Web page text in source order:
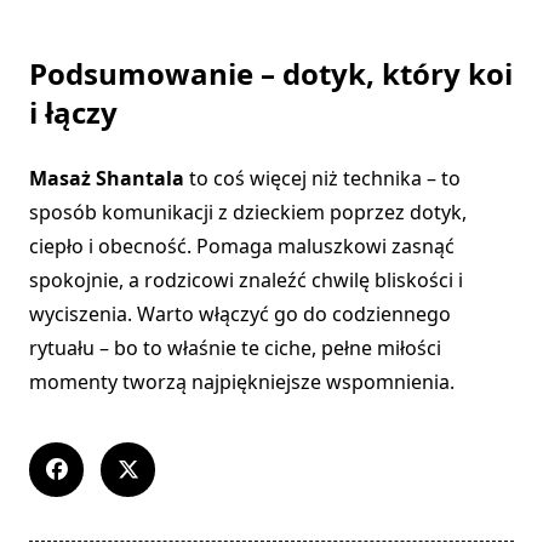
Podsumowanie – dotyk, który koi
i łączy
Masaż Shantala to coś więcej niż technika – to
sposób komunikacji z dzieckiem poprzez dotyk,
ciepło i obecność. Pomaga maluszkowi zasnąć
spokojnie, a rodzicowi znaleźć chwilę bliskości i
wyciszenia. Warto włączyć go do codziennego
rytuału – bo to właśnie te ciche, pełne miłości
momenty tworzą najpiękniejsze wspomnienia.